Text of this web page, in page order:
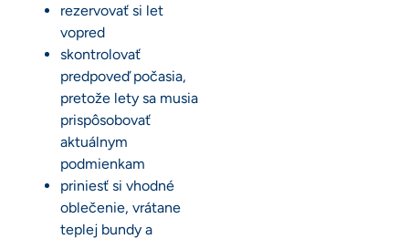
rezervovať si let
vopred
skontrolovať
predpoveď počasia,
pretože lety sa musia
prispôsobovať
aktuálnym
podmienkam
priniesť si vhodné
oblečenie, vrátane
teplej bundy a